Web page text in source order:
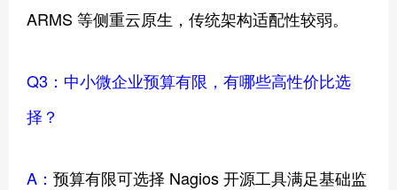
ARMS 等侧重云原生，传统架构适配性较弱。
Q3：中小微企业预算有限，有哪些高性价比选
择？
A： 预算有限可选择 Nagios 开源工具满足基础监